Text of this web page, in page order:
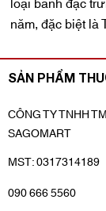
năm, đặc biệt là
SẢN PHẨM
CÔNG TY TNHH
SAGOMART
MST: 0317314189
090 666 5560